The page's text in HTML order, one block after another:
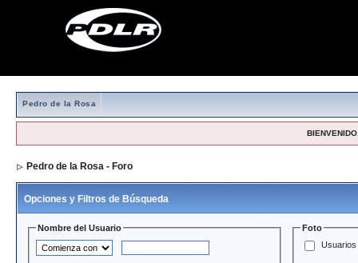
Pedro de la Rosa
Pedro de la Rosa - Foro
Opciones y Filtros de Búsqueda
Nombre del Usuario
Foto
Usuarios